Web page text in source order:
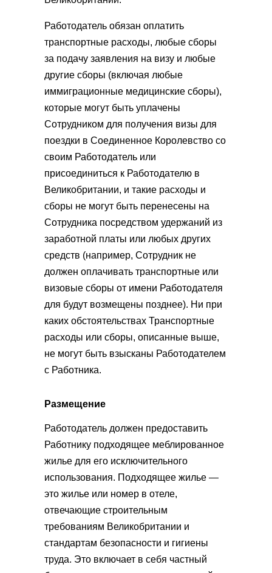
Работодатель обязан оплатить
транспортные расходы, любые сборы
за подачу заявления на визу и любые
другие сборы (включая любые
иммиграционные медицинские сборы),
которые могут быть уплачены
Сотрудником для получения визы для
поездки в Соединенное Королевство со
своим Работодатель или
присоединиться к Работодателю в
Великобритании, и такие расходы и
сборы не могут быть перенесены на
Сотрудника посредством удержаний из
заработной платы или любых других
средств (например, Сотрудник не
должен оплачивать транспортные или
визовые сборы от имени Работодателя
для будут возмещены позднее). Ни при
каких обстоятельствах Транспортные
расходы или сборы, описанные выше,
не могут быть взысканы Работодателем
с Работника.
Размещение
Работодатель должен предоставить
Работнику подходящее меблированное
жилье для его исключительного
использования. Подходящее жилье —
это жилье или номер в отеле,
отвечающие строительным
требованиям Великобритании и
стандартам безопасности и гигиены
труда. Это включает в себя частный